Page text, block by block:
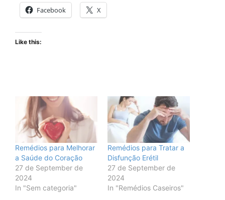
Facebook X
Like this:
Remédios para Melhorar
a Saúde do Coração
27 de September de
2024
In "Sem categoria"
Remédios para Tratar a
Disfunção Erétil
27 de September de
2024
In "Remédios Caseiros"